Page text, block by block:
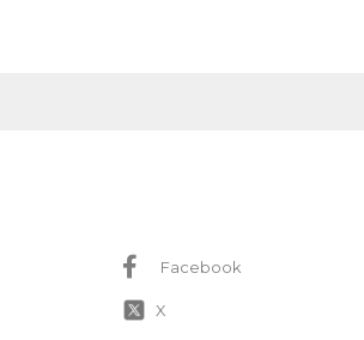
Facebook
X